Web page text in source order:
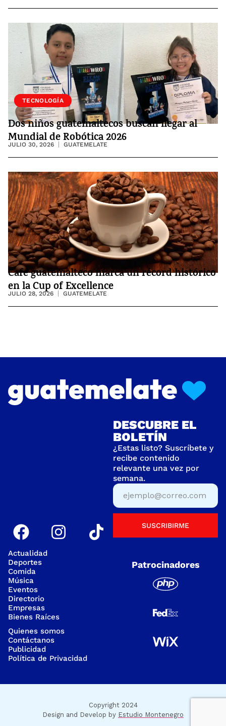
SOCIEDAD
TECNOLOGÍA
Dos niños guatemaltecos buscan llegar al
Mundial de Robótica 2026
JULIO 30, 2026 GUATEMELATE
Café guatemalteco marca un récord histórico
en la Cup of Excellence
JULIO 28, 2026 GUATEMELATE
Actualidad
Deportes
Comida
Música
Eventos
Directorio
Empresas
Bienes Raíces
Quienes somos
Contáctanos
Publicidad
Política de Privacidad
DESCUBRE EL
BOLETÍN
¿Estas listo? Suscríbete y
recibe contenido
relevante una vez por
semana.
SUSCRIBIRME
Patrocinadores
Copyright 2024
Design and Develop by Estudio Montenegro